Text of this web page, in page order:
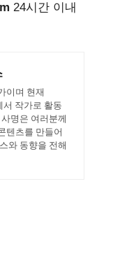
24시간 이내
이며 현재
작가로 활동
명은 여러분께
텐츠를 만들어
와 동향을 전해